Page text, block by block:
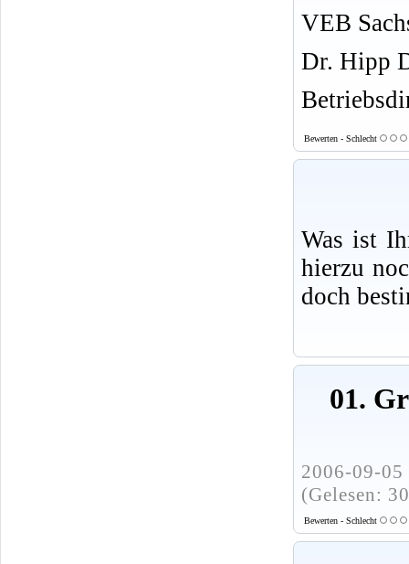
VEB
Dr. Hipp
Bewerten - Schlecht
Was ist
hierzu
doch
01.
2006-09-
(Gelesen:
Bewerten - Schlecht